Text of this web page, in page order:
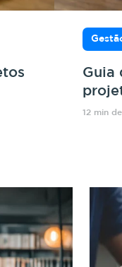
Guia
12 min